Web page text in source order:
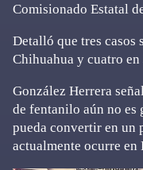
Comisionado Estatal
Detalló que tres casos
Chihuahua y cuatro en
González Herrera
de fentanilo aún no es
pueda convertir en un
actualmente ocurre en